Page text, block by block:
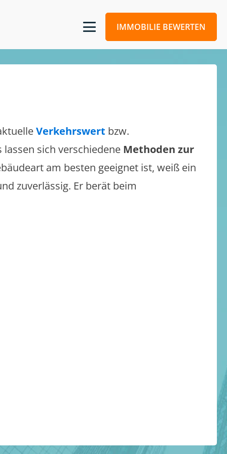
IMMOBILIE BEWERTEN
Verkehrswert bzw.
sich verschiedene Methoden zur
am besten geeignet ist, weiß ein
zuverlässig. Er berät beim